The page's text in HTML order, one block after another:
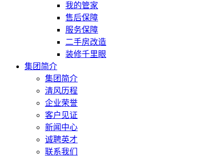
我的管家
售后保障
服务保障
二手房改造
装修千里眼
集团简介
集团简介
清风历程
企业荣誉
客户见证
新闻中心
诚聘英才
联系我们